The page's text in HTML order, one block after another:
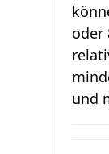
oder
und